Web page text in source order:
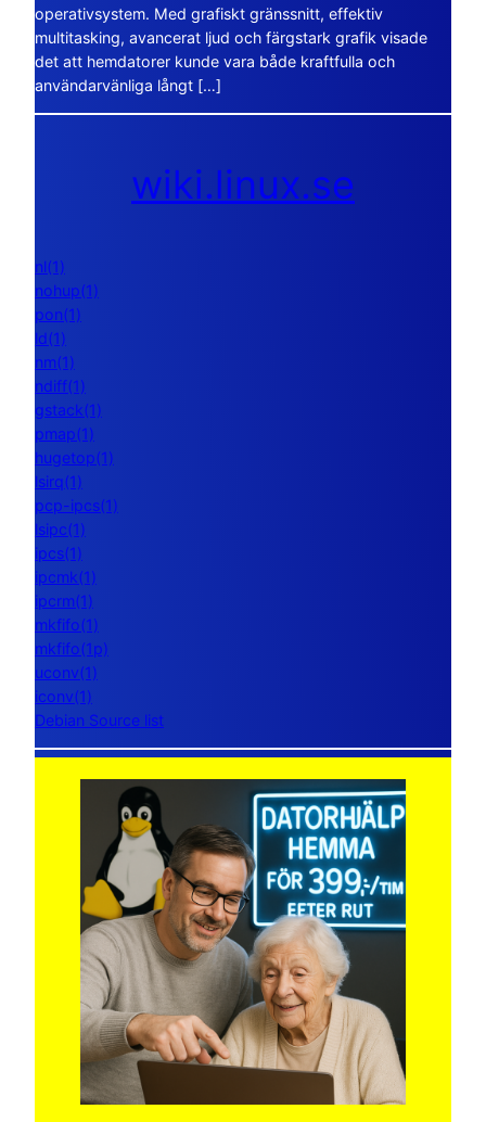
operativsystem. Med grafiskt gränssnitt, effektiv
multitasking, avancerat ljud och färgstark grafik visade
det att hemdatorer kunde vara både kraftfulla och
användarvänliga långt […]
wiki.linux.se
nl(1)
nohup(1)
pon(1)
ld(1)
nm(1)
ndiff(1)
gstack(1)
pmap(1)
hugetop(1)
lsirq(1)
pcp-ipcs(1)
lsipc(1)
ipcs(1)
ipcmk(1)
ipcrm(1)
mkfifo(1)
mkfifo(1p)
uconv(1)
iconv(1)
Debian Source list